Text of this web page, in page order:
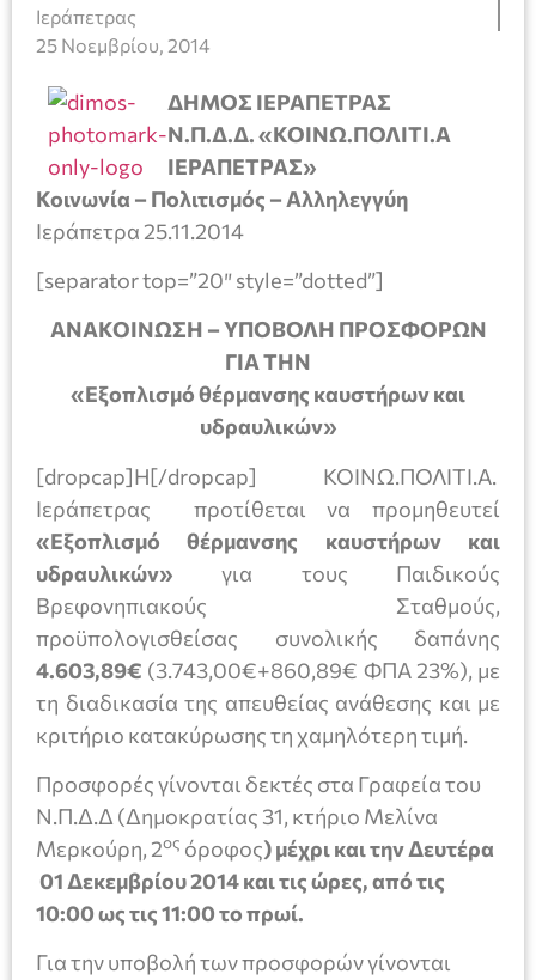
Ιεράπετρας
25 Νοεμβρίου, 2014
ΔΗΜΟΣ ΙΕΡΑΠΕΤΡΑΣ
Ν.Π.Δ.Δ. «ΚΟΙΝΩ.ΠΟΛΙΤΙ.Α
ΙΕΡΑΠΕΤΡΑΣ»
Κοινωνία – Πολιτισμός – Αλληλεγγύη
Ιεράπετρα 25.11.2014
[separator top=”20″ style=”dotted”]
ΑΝΑΚΟΙΝΩΣΗ –ΥΠΟΒΟΛΗ ΠΡΟΣΦΟΡΩΝ
ΓΙΑ ΤΗΝ
«Εξοπλισμό θέρμανσης καυστήρων και
υδραυλικών»
[dropcap]Η[/dropcap] ΚΟΙΝΩ.ΠΟΛΙΤΙ.Α.
Ιεράπετρας προτίθεται να προμηθευτεί
«Εξοπλισμό θέρμανσης καυστήρων και
υδραυλικών» για τους Παιδικούς
Βρεφονηπιακούς Σταθμούς,
προϋπολογισθείσας συνολικής δαπάνης
4.603,89€ (3.743,00€+860,89€ ΦΠΑ 23%), με
τη διαδικασία της απευθείας ανάθεσης και με
κριτήριο κατακύρωσης τη χαμηλότερη τιμή.
Προσφορές γίνονται δεκτές στα Γραφεία του
Ν.Π.Δ.Δ (Δημοκρατίας 31, κτήριο Μελίνα
Μερκούρη, 2ος όροφος) μέχρι και την Δευτέρα
01 Δεκεμβρίου 2014 και τις ώρες, από τις
10:00 ως τις 11:00 το πρωί.
Για την υποβολή των προσφορών γίνονται